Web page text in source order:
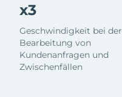
x3
Geschwindigkeit bei der
Bearbeitung von
Kundenanfragen und
Zwischenfällen